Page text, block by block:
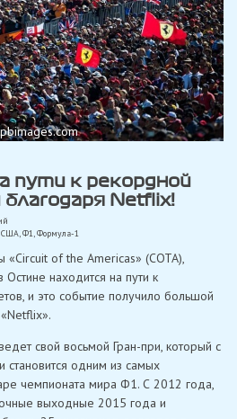
пути к рекордной
Netflix!
США,Ф1,Формула-1
«Circuit of the Americas» (СОТА),
находится на пути к
и это событие получило большой
свой восьмой Гран-при, который с
одним из самых
чемпионата мира Ф1. С 2012 года,
выходные 2015 года и